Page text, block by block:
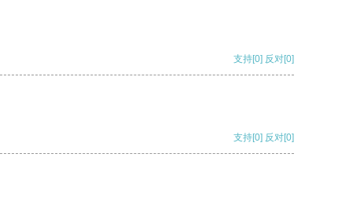
支持[0] 反对[0]
支持[0] 反对[0]